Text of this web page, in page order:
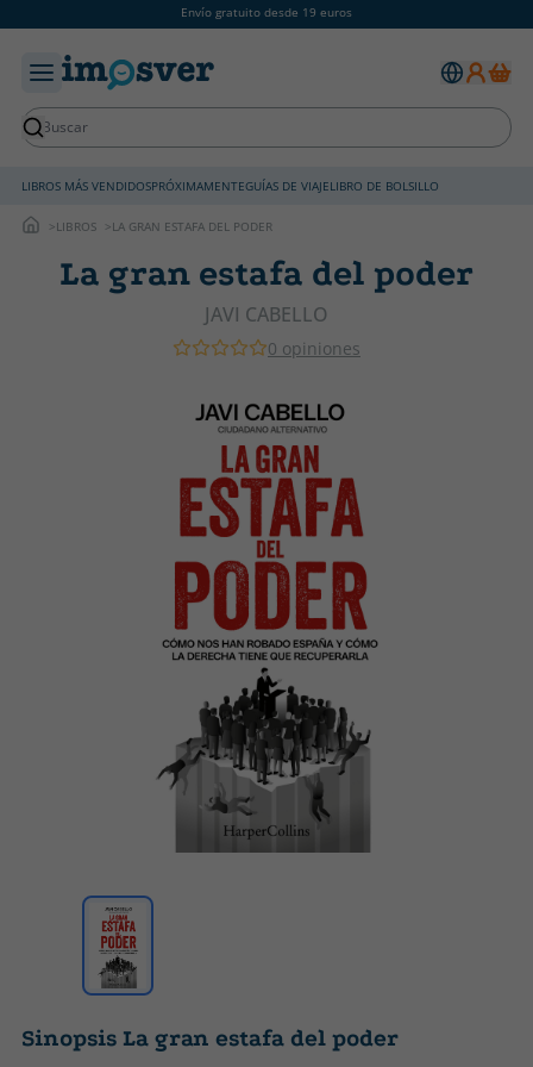
Envío gratuito desde 19 euros
LIBROS MÁS VENDIDOSPRÓXIMAMENTEGUÍAS DE VIAJELIBRO DE BOLSILLO
LIBROS LA GRAN ESTAFA DEL PODER
La gran estafa del poder
JAVI CABELLO
0 opiniones
Sinopsis La gran estafa del poder